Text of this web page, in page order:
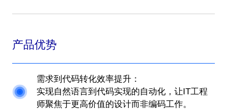
产品优势
需求到代码转化效率提升：
实现自然语言到代码实现的自动化，让IT工程
师聚焦于更高价值的设计而非编码工作。